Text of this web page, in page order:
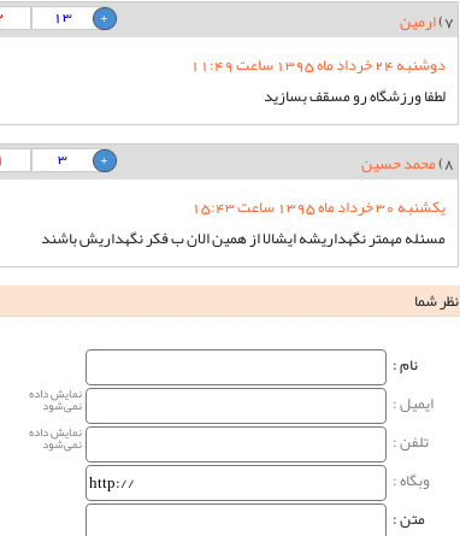
7) ارمین
13
دوشنبه 24 خرداد ماه 1395 ساعت 11:49
لطفا ورزشگاه رو مسقف بسازید
8) محمد حسین
3
یکشنبه 30 خرداد ماه 1395 ساعت 15:43
مسئله مهمتر نگهداریشه ایشالا از همین الان ب فکر نگهداریش باشند
نظر شما
نام‌ :
ایمیل :
نمایش داده
نمی‌شود
تلفن : نمایش داده
نمی‌شود
وبگاه‌ :
متن :